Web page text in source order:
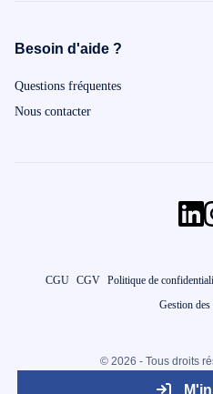
Besoin d'aide ?
Questions fréquentes
Nous contacter
CGU CGV Politique de
Gestion
© 2026 - Tous droits